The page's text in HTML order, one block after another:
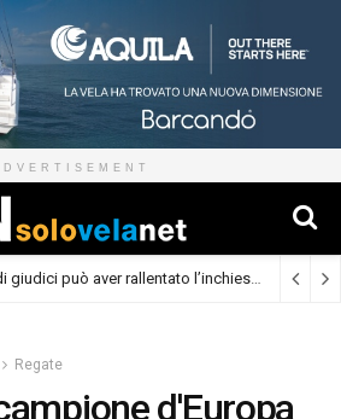
Bayesian, la carenza di giudici può aver rallentato l’inchiesta (Cronaca)
Regate
d'Europa